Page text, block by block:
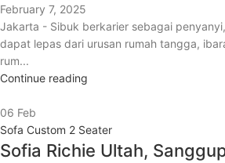
February 7, 2025
Jakarta - Sibuk berkarier sebagai
dapat lepas dari urusan rumah tangga,
rum...
Continue reading
06 Feb
Sofa Custom 2 Seater
Sofia Richie Ultah,